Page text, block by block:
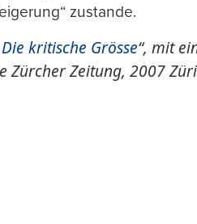
zustande.
kritische Grösse“, mit
Zürcher Zeitung, 2007